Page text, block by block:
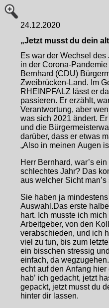
24.12.2020
„Jetzt musst du dein
Es war der Wechsel des
in der Corona-
Bernhard (CDU)
Zweibrücken-Land. Im
RHEINPFALZ lässt er
passieren. Er erzählt,
Verantwortung, aber
was sich 2021 ändert.
und die
darüber, dass er etwas
„Also in meinen Augen
Herr Bernhard, war’s
schlechtes Jahr? Das
aus welcher Sicht man’s
Sie haben ja
Auswahl.Das erste
hart. Ich musste ich
Arbeitgeber, von den
verabschieden, und ich
viel zu tun, bis zum
ein bisschen stressig
einfach, da
echt auf den Anfang
hab’ ich gedacht, jetzt
gepackt, jetzt musst du
hinter dir lassen.